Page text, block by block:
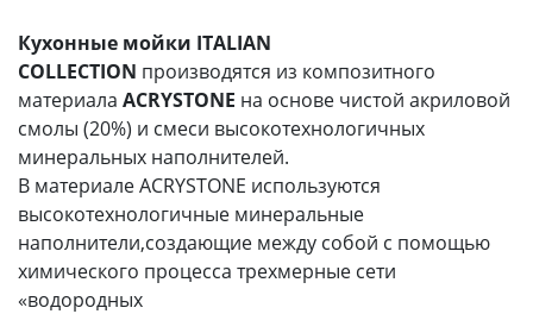
Кухонные мойки ITALIAN
COLLECTION производятся из композитного
материала ACRYSTONE на основе чистой акриловой
смолы (20%) и смеси высокотехнологичных
минеральных наполнителей.
В материале ACRYSTONE используются
высокотехнологичные минеральные
наполнители,создающие между собой с помощью
химического процесса трехмерные сети
«водородных